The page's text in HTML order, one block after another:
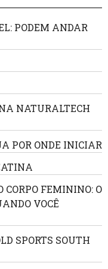
PODEM ANDAR
NATURALTECH
POR ONDE INICIAR
CORPO FEMININO: O
VOCÊ
SPORTS SOUTH